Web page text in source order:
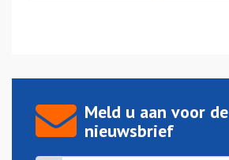
Meld u aan voor de
nieuwsbrief